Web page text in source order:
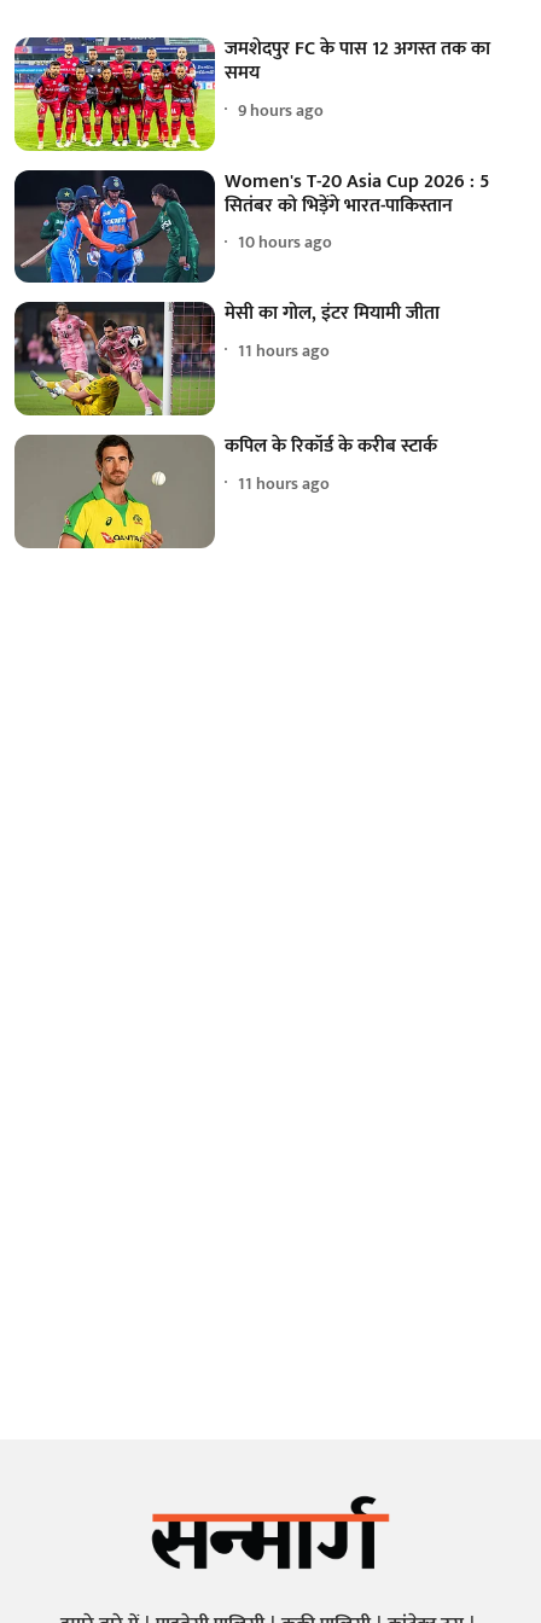
जमशेदपुर FC के पास 12 अगस्त तक का
समय
9 hours ago
Women's T-20 Asia Cup 2026 : 5
सितंबर को भिड़ेंगे भारत-पाकिस्तान
10 hours ago
मेसी का गोल, इंटर मियामी जीता
11 hours ago
कपिल के रिकॉर्ड के करीब स्टार्क
11 hours ago